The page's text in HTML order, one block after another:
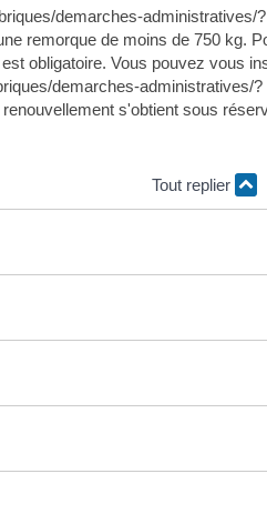
demarches-administratives/?
remorque de moins de 750 kg.
obligatoire. Vous pouvez vous
demarches-administratives/?
s'obtient sous
Tout replier